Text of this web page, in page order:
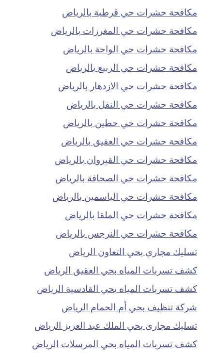
مكافحة حشرات حي قرطبة بالرياض
مكافحة حشرات حي المغرزات بالرياض
مكافحة حشرات حي الواحة بالرياض
مكافحة حشرات حي الربيع بالرياض
مكافحة حشرات حي الازدهار بالرياض
مكافحة حشرات حي النفل بالرياض
مكافحة حشرات حي حطين بالرياض
مكافحة حشرات حي العقيق بالرياض
مكافحة حشرات حي القيروان بالرياض
مكافحة حشرات حي الصحافة بالرياض
مكافحة حشرات حي الياسمين بالرياض
مكافحة حشرات حي الملقا بالرياض
مكافحة حشرات حي النرجس بالرياض
تسليك مجاري بحي التعاون الرياض
كشف تسربات المياه بحي العقيق الرياض
كشف تسربات المياه بحي القادسية الرياض
شركة تنظيف بحي أم الحمام الرياض
تسليك مجاري بحي الملك عبد العزيز الرياض
كشف تسربات المياه بحي المرسلات الرياض